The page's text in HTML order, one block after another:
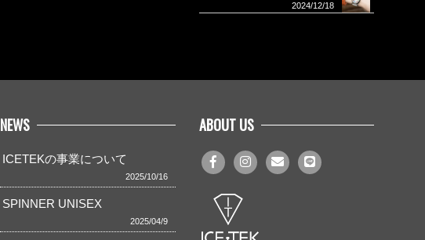
2024/12/18
NEWS
ICETEKの事業について
2025/10/16
SPINNER UNISEX
2025/04/9
ABOUT US